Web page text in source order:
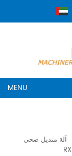
MENU
آلة منديل صحي